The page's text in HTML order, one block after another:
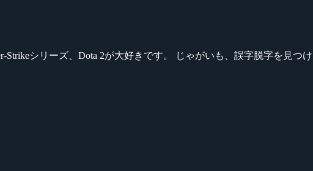
Strikeシリーズ、Dota 2が大好きです。 じゃがいも、誤字脱字を見